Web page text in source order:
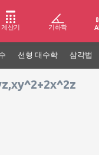
계산기 기하학
선형 대수학 삼각법